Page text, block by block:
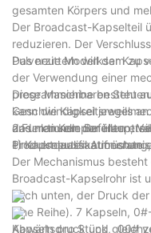
gesamten Körpers und
Der Broadcast-Kapselteil
reduzieren. Der
Pulverzittern wirksam zu
Das neue Modell der
der Verwendung einer
programmierbaren
kann die Kapsel jeweils
das manuelle Befüllen
einer erneuten
Diese Maschine besteht
anderen Komponenten,
Produktqualifikationsrate
2.Funktionen der
1)
Der Mechanismus
Broadcast-Kapselrohr ist
nach unten, der Druck
eine Reihe). 7 Kapseln,
Kapseln pro Stück, 00#
Abwärtsdruck und